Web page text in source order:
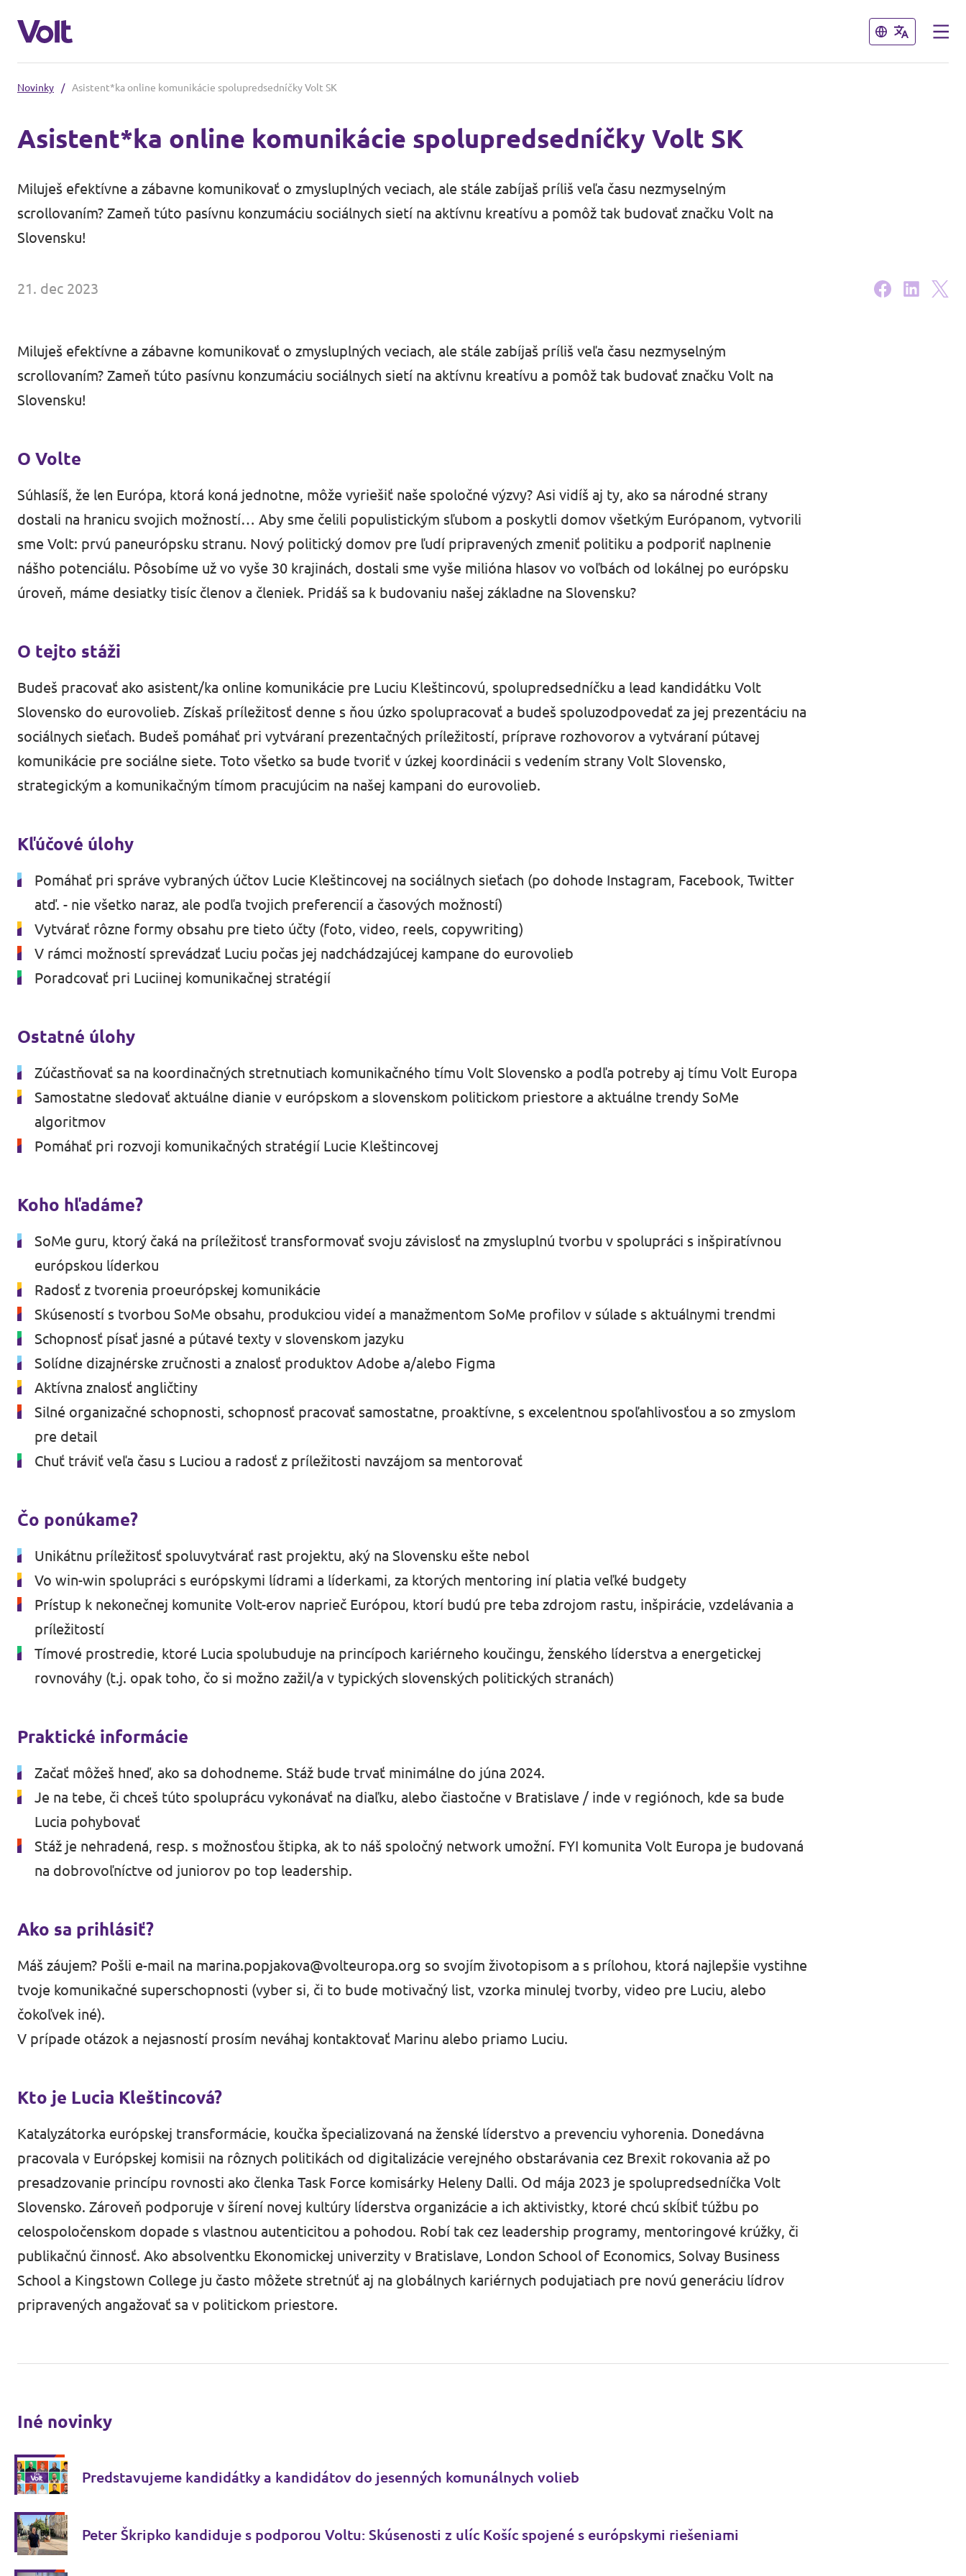
Zavrieť
Slovenčina
Volt Poľsko
Volt Rakúsko
Zavrieť
O Volt
Udalostí
Stať sa členom
Podporte Volt Slovensko
Otvorené pozície
Médiá a tlač
Novinky / Asistent*ka online komunikácie spolupredsedníčky Volt SK
Asistent*ka online komunikácie spolupredsedníčky Volt SK
Miluješ efektívne a zábavne komunikovať o zmysluplných veciach, ale stále zabíjaš príliš veľa času nezmyselným
scrollovaním? Zameň túto pasívnu konzumáciu sociálnych sietí na aktívnu kreatívu a pomôž tak budovať značku Volt na
Slovensku!
21. dec 2023
Miluješ efektívne a zábavne komunikovať o zmysluplných veciach, ale stále zabíjaš príliš veľa času nezmyselným
scrollovaním? Zameň túto pasívnu konzumáciu sociálnych sietí na aktívnu kreatívu a pomôž tak budovať značku Volt na
Slovensku!
O Volte
Súhlasíš, že len Európa, ktorá koná jednotne, môže vyriešiť naše spoločné výzvy? Asi vidíš aj ty, ako sa národné strany
dostali na hranicu svojich možností… Aby sme čelili populistickým sľubom a poskytli domov všetkým Európanom, vytvorili
sme Volt: prvú paneurópsku stranu. Nový politický domov pre ľudí pripravených zmeniť politiku a podporiť naplnenie
nášho potenciálu. Pôsobíme už vo vyše 30 krajinách, dostali sme vyše milióna hlasov vo voľbách od lokálnej po európsku
úroveň, máme desiatky tisíc členov a členiek. Pridáš sa k budovaniu našej základne na Slovensku?
O tejto stáži
Budeš pracovať ako asistent/ka online komunikácie pre Luciu Kleštincovú, spolupredsedníčku a lead kandidátku Volt
Slovensko do eurovolieb. Získaš príležitosť denne s ňou úzko spolupracovať a budeš spoluzodpovedať za jej prezentáciu na
sociálnych sieťach. Budeš pomáhať pri vytváraní prezentačných príležitostí, príprave rozhovorov a vytváraní pútavej
komunikácie pre sociálne siete. Toto všetko sa bude tvoriť v úzkej koordinácii s vedením strany Volt Slovensko,
strategickým a komunikačným tímom pracujúcim na našej kampani do eurovolieb.
Kľúčové úlohy
Pomáhať pri správe vybraných účtov Lucie Kleštincovej na sociálnych sieťach (po dohode Instagram, Facebook, Twitter
atď. - nie všetko naraz, ale podľa tvojich preferencií a časových možností)
Vytvárať rôzne formy obsahu pre tieto účty (foto, video, reels, copywriting)
V rámci možností sprevádzať Luciu počas jej nadchádzajúcej kampane do eurovolieb
Poradcovať pri Luciinej komunikačnej stratégií
Ostatné úlohy
Zúčastňovať sa na koordinačných stretnutiach komunikačného tímu Volt Slovensko a podľa potreby aj tímu Volt Europa
Samostatne sledovať aktuálne dianie v európskom a slovenskom politickom priestore a aktuálne trendy SoMe
algoritmov
Pomáhať pri rozvoji komunikačných stratégií Lucie Kleštincovej
Koho hľadáme?
SoMe guru, ktorý čaká na príležitosť transformovať svoju závislosť na zmysluplnú tvorbu v spolupráci s inšpiratívnou
európskou líderkou
Radosť z tvorenia proeurópskej komunikácie
Skúseností s tvorbou SoMe obsahu, produkciou videí a manažmentom SoMe profilov v súlade s aktuálnymi trendmi
Schopnosť písať jasné a pútavé texty v slovenskom jazyku
Solídne dizajnérske zručnosti a znalosť produktov Adobe a/alebo Figma
Aktívna znalosť angličtiny
Silné organizačné schopnosti, schopnosť pracovať samostatne, proaktívne, s excelentnou spoľahlivosťou a so zmyslom
pre detail
Chuť tráviť veľa času s Luciou a radosť z príležitosti navzájom sa mentorovať
Čo ponúkame?
Unikátnu príležitosť spoluvytvárať rast projektu, aký na Slovensku ešte nebol
Vo win-win spolupráci s európskymi lídrami a líderkami, za ktorých mentoring iní platia veľké budgety
Prístup k nekonečnej komunite Volt-erov naprieč Európou, ktorí budú pre teba zdrojom rastu, inšpirácie, vzdelávania a
príležitostí
Tímové prostredie, ktoré Lucia spolubuduje na princípoch kariérneho koučingu, ženského líderstva a energetickej
rovnováhy (t.j. opak toho, čo si možno zažil/a v typických slovenských politických stranách)
Praktické informácie
Začať môžeš hneď, ako sa dohodneme. Stáž bude trvať minimálne do júna 2024.
Je na tebe, či chceš túto spoluprácu vykonávať na diaľku, alebo čiastočne v Bratislave / inde v regiónoch, kde sa bude
Lucia pohybovať
Stáž je nehradená, resp. s možnosťou štipka, ak to náš spoločný network umožní. FYI komunita Volt Europa je budovaná
na dobrovoľníctve od juniorov po top leadership.
Ako sa prihlásiť?
Máš záujem? Pošli e-mail na marina.popjakova@volteuropa.org so svojím životopisom a s prílohou, ktorá najlepšie vystihne
tvoje komunikačné superschopnosti (vyber si, či to bude motivačný list, vzorka minulej tvorby, video pre Luciu, alebo
čokoľvek iné).
V prípade otázok a nejasností prosím neváhaj kontaktovať Marinu alebo priamo Luciu.
Kto je Lucia Kleštincová?
Katalyzátorka európskej transformácie, koučka špecializovaná na ženské líderstvo a prevenciu vyhorenia. Donedávna
pracovala v Európskej komisii na rôznych politikách od digitalizácie verejného obstarávania cez Brexit rokovania až po
presadzovanie princípu rovnosti ako členka Task Force komisárky Heleny Dalli. Od mája 2023 je spolupredsedníčka Volt
Slovensko. Zároveň podporuje v šírení novej kultúry líderstva organizácie a ich aktivistky, ktoré chcú skĺbiť túžbu po
celospoločenskom dopade s vlastnou autenticitou a pohodou. Robí tak cez leadership programy, mentoringové krúžky, či
publikačnú činnosť. Ako absolventku Ekonomickej univerzity v Bratislave, London School of Economics, Solvay Business
School a Kingstown College ju často môžete stretnúť aj na globálnych kariérnych podujatiach pre novú generáciu lídrov
pripravených angažovať sa v politickom priestore.
Iné novinky
Predstavujeme kandidátky a kandidátov do jesenných komunálnych volieb
Peter Škripko kandiduje s podporou Voltu: Skúsenosti z ulíc Košíc spojené s európskymi riešeniami